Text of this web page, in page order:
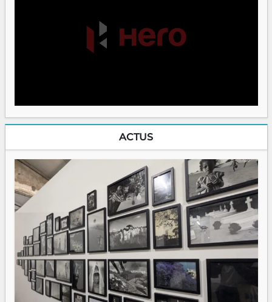
ACTUS